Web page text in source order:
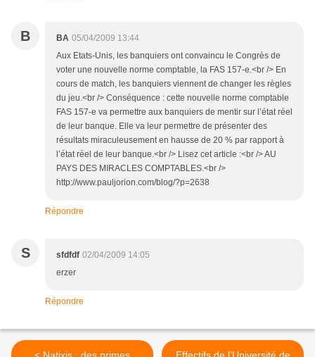
B BA 05/04/2009 13:44
Aux Etats-Unis, les banquiers ont convaincu le Congrès de
voter une nouvelle norme comptable, la FAS 157-e.<br /> En
cours de match, les banquiers viennent de changer les règles
du jeu.<br /> Conséquence : cette nouvelle norme comptable
FAS 157-e va permettre aux banquiers de mentir sur l’état réel
de leur banque. Elle va leur permettre de présenter des
résultats miraculeusement en hausse de 20 % par rapport à
l’état réel de leur banque.<br /> Lisez cet article :<br /> AU
PAYS DES MIRACLES COMPTABLES.<br />
http://www.pauljorion.com/blog/?p=2638
Répondre
S sfdfdf 02/04/2009 14:05
erzer
Répondre